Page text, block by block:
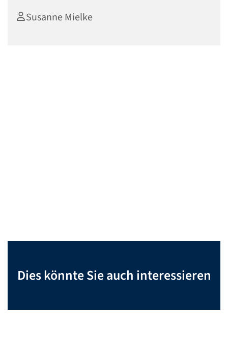
Susanne Mielke
Dies könnte Sie auch interessieren